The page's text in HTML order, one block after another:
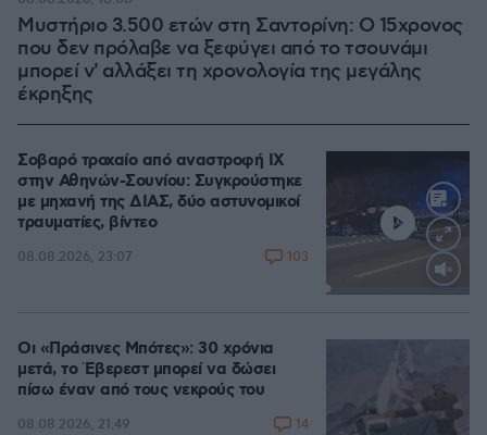
Μυστήριο 3.500 ετών στη Σαντορίνη: Ο 15χρονος
που δεν πρόλαβε να ξεφύγει από το τσουνάμι
μπορεί ν' αλλάξει τη χρονολογία της μεγάλης
έκρηξης
Σοβαρό τροχαίο από αναστροφή ΙΧ
στην Αθηνών-Σουνίου: Συγκρούστηκε
με μηχανή της ΔΙΑΣ, δύο αστυνομικοί
τραυματίες, βίντεο
08.08.2026, 23:07 103
Οι «Πράσινες Μπότες»: 30 χρόνια
μετά, το Έβερεστ μπορεί να δώσει
πίσω έναν από τους νεκρούς του
08.08.2026, 21:49 14